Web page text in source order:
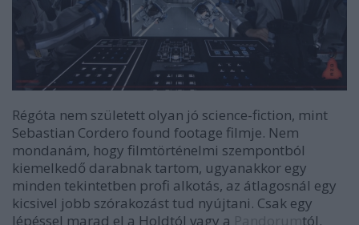
Régóta nem született olyan jó science-fiction, mint
Sebastian Cordero found footage filmje. Nem
mondanám, hogy filmtörténelmi szempontból
kiemelkedő darabnak tartom, ugyanakkor egy
minden tekintetben profi alkotás, az átlagosnál egy
kicsivel jobb szórakozást tud nyújtani. Csak egy
lépéssel marad el a Holdtól vagy a
tól.